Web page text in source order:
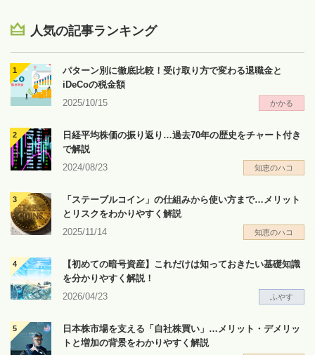
人気の記事ランキング
パターン別に徹底比較！受け取り方で変わる退職金と
iDeCoの税金額
2025/10/15
かかる
日経平均株価の振り返り…過去70年の歴史をチャート付き
で解説
2024/08/23
知恵のハコ
「ステーブルコイン」の仕組みから使い方まで…メリット
とリスクをわかりやすく解説
2025/11/14
知恵のハコ
【初めての暗号資産】これだけは知っておきたい基礎知識
を分かりやすく解説！
2026/04/23
ふやす
日本株市場を支える「自社株買い」…メリット・デメリッ
トと増加の背景をわかりやすく解説